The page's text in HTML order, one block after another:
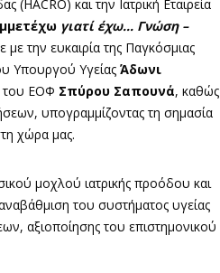
και την Ιατρική Εταιρεία
γιατί έχω… Γνώση –
την ευκαιρία της Παγκόσμιας
Υπουργού Υγείας Άδωνι
του ΕΟΦ Σπύρου Σαπουνά, καθώς
υπογραμμίζοντας τη σημασία
χώρα μας.
μοχλού ιατρικής προόδου και
του συστήματος υγείας
αξιοποίησης του επιστημονικού